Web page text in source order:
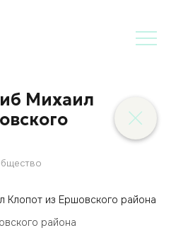
Михаил
района